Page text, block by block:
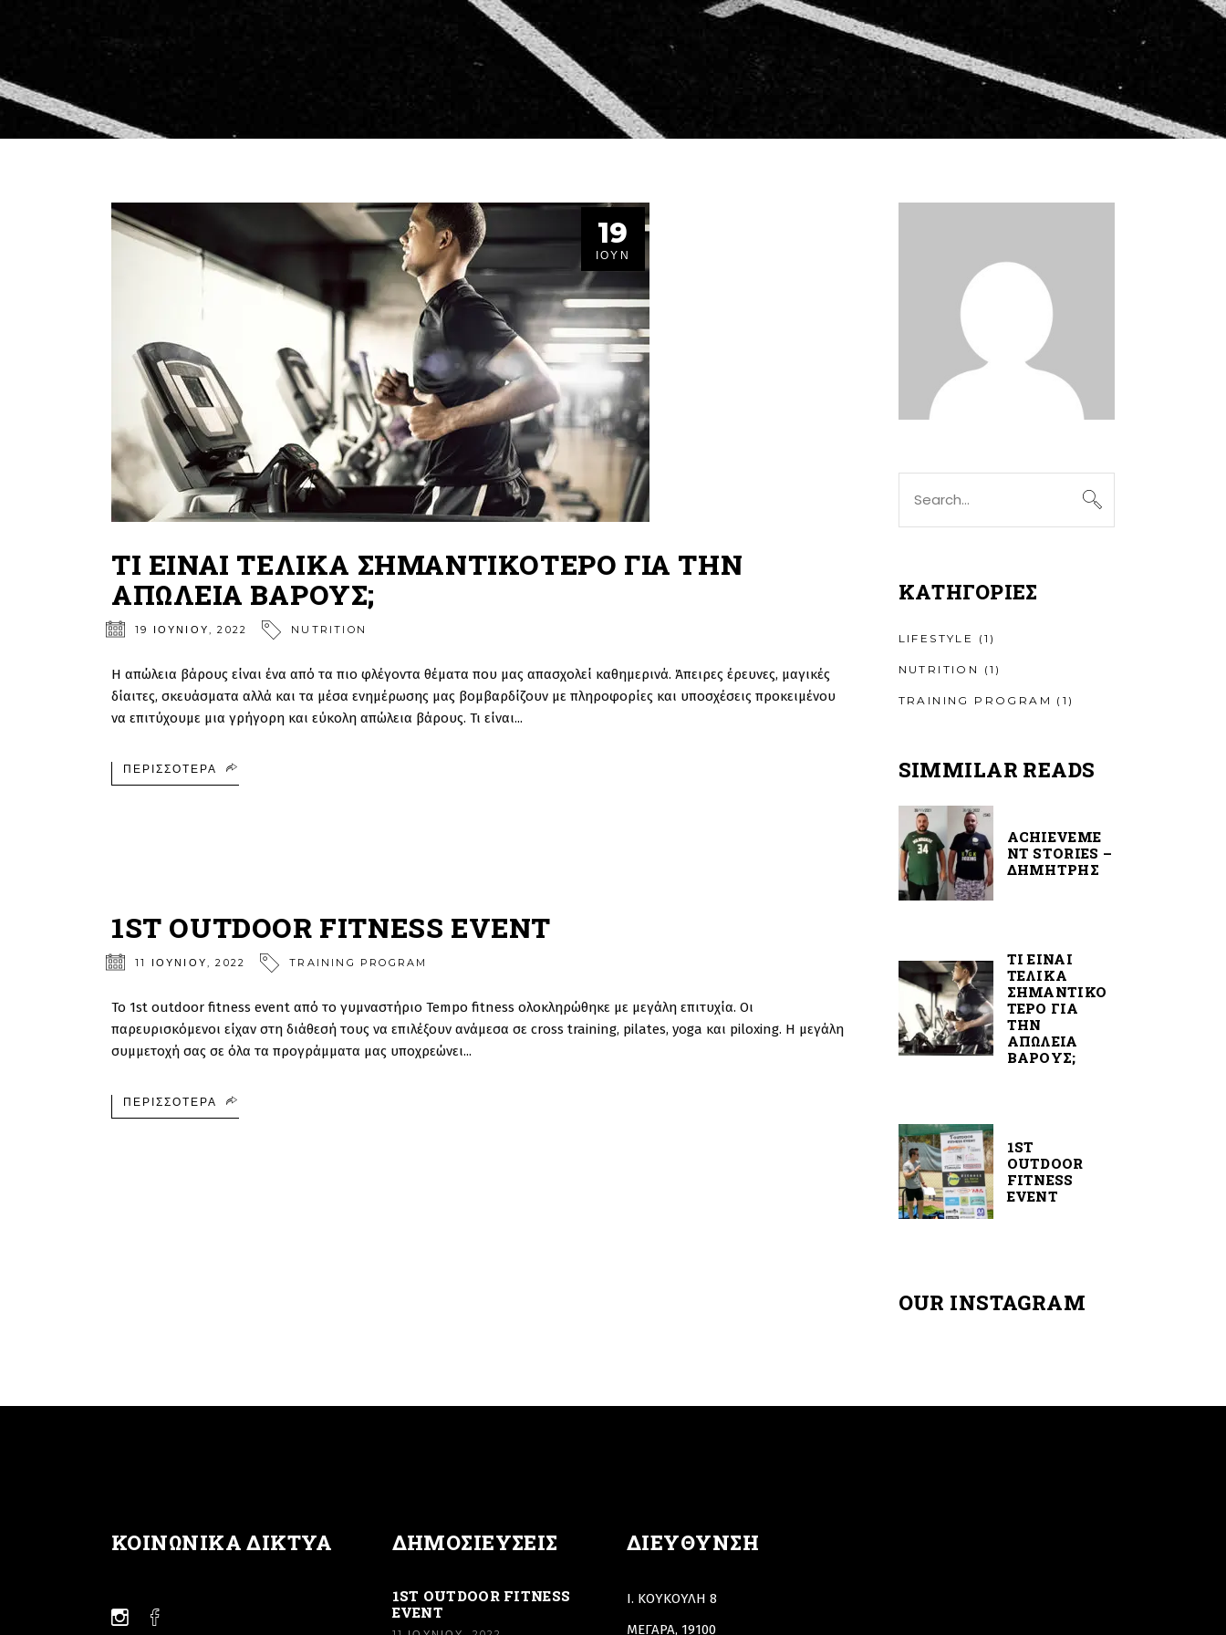
19
ΙΟΎΝ
ΤΙ ΕΙΝΑΙ ΤΕΛΙΚΑ ΣΗΜΑΝΤΙΚΟΤΕΡΟ ΓΙΑ ΤΗΝ
ΑΠΩΛΕΙΑ ΒΑΡΟΥΣ;
19 ΙΟΥΝΊΟΥ, 2022 NUTRITION
Η απώλεια βάρους είναι ένα από τα πιο φλέγοντα θέματα που μας απασχολεί καθημερινά. Άπειρες έρευνες, μαγικές
δίαιτες, σκευάσματα αλλά και τα μέσα ενημέρωσης μας βομβαρδίζουν με πληροφορίες και υποσχέσεις προκειμένου
να επιτύχουμε μια γρήγορη και εύκολη απώλεια βάρους. Τι είναι
ΠΕΡΙΣΣΌΤΕΡΑ
1ST OUTDOOR FITNESS EVENT
11 ΙΟΥΝΊΟΥ, 2022 TRAINING PROGRAM
To 1st outdoor fitness event από το γυμναστήριο Tempo fitness ολοκληρώθηκε με μεγάλη επιτυχία. Oι
παρευρισκόμενοι είχαν στη διάθεσή τους να επιλέξουν ανάμεσα σε cross training, pilates, yoga και piloxing. Η μεγάλη
συμμετοχή σας σε όλα τα προγράμματα μας υποχρεώνει
ΠΕΡΙΣΣΌΤΕΡΑ
for:
KΑΤΗΓΟΡΊΕΣ
LIFESTYLE (1)
NUTRITION (1)
TRAINING PROGRAM (1)
SIMMILAR READS
ACHIEVEME
NT STORIES –
ΔΗΜΉΤΡΗΣ
ΤΙ ΕΙΝΑΙ
ΤΕΛΙΚΑ
ΣΗΜΑΝΤΙΚΟ
ΤΕΡΟ ΓΙΑ
ΤΗΝ
ΑΠΩΛΕΙΑ
ΒΑΡΟΥΣ;
1ST
OUTDOOR
FITNESS
EVENT
OUR INSTAGRAM
ΚΟΙΝΩΝΙΚΆ ΔΊΚΤΥΑ ΔΗΜΟΣΙΕΎΣΕΙΣ
1ST OUTDOOR FITNESS
EVENT
ΔΙΕΎΘΥΝΣΗ
Ι. ΚΟΥΚΟΥΛΗ 8
ΜΕΓΑΡΑ, 19100